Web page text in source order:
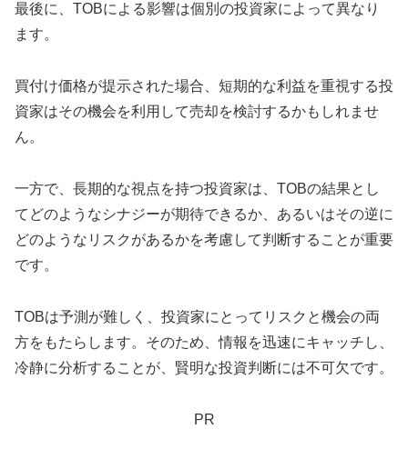
最後に、TOBによる影響は個別の投資家によって異なり
ます。
買付け価格が提示された場合、短期的な利益を重視する投
資家はその機会を利用して売却を検討するかもしれませ
ん。
一方で、長期的な視点を持つ投資家は、TOBの結果とし
てどのようなシナジーが期待できるか、あるいはその逆に
どのようなリスクがあるかを考慮して判断することが重要
です。
TOBは予測が難しく、投資家にとってリスクと機会の両
方をもたらします。そのため、情報を迅速にキャッチし、
冷静に分析することが、賢明な投資判断には不可欠です。
PR